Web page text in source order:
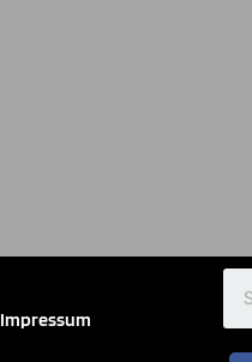
Impressum